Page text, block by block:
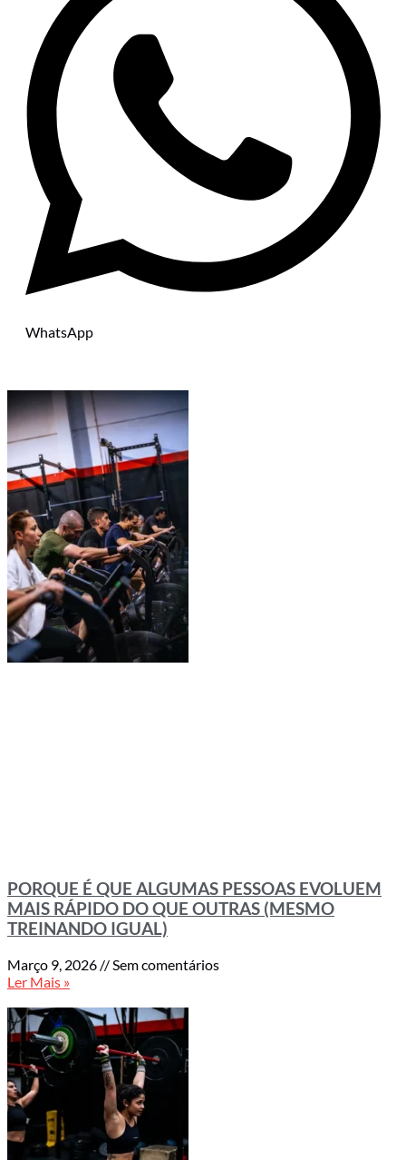
WhatsApp
PORQUE É QUE ALGUMAS PESSOAS EVOLUEM
MAIS RÁPIDO DO QUE OUTRAS (MESMO
TREINANDO IGUAL)
Março 9, 2026
Sem comentários
Ler Mais »